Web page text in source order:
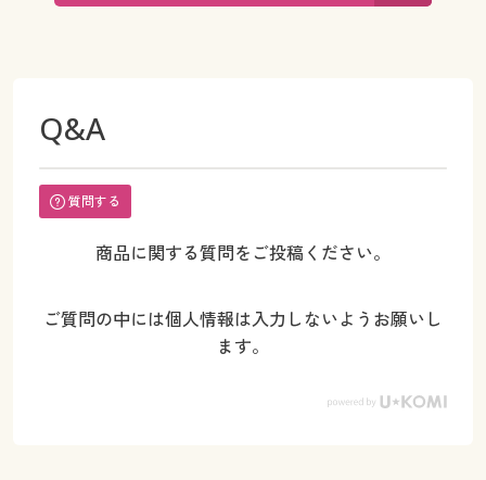
Q&A
質問する
商品に関する質問をご投稿ください。
ご質問の中には個人情報は入力しないようお願いし
ます。